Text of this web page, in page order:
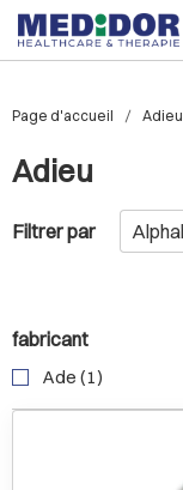
Page d'accueil Adieu
Adieu
Filtrer par
fabricant
Ade (1)